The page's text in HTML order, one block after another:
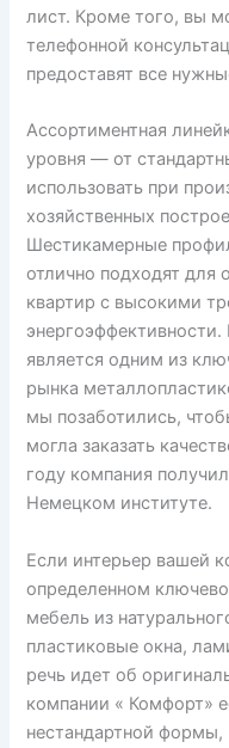
лист. Кроме того, вы
телефонной
предоставят все
Ассортиментная
уровня — от
использовать при
хозяйственных
Шестикамерные
отлично подходят для
квартир с высокими
является одним из
рынка
мы позаботились,
могла заказать
году компания
Немецком институте.
Если интерьер вашей
определенном
мебель из
пластиковые окна,
речь идет об
компании « Комфорт»
нестандартной